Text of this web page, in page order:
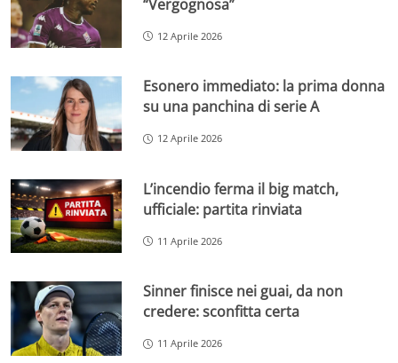
“Vergognosa”
12 Aprile 2026
Esonero immediato: la prima donna
su una panchina di serie A
12 Aprile 2026
L’incendio ferma il big match,
ufficiale: partita rinviata
11 Aprile 2026
Sinner finisce nei guai, da non
credere: sconfitta certa
11 Aprile 2026